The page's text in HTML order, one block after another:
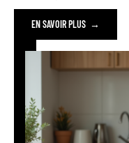
EN SAVOIR PLUS